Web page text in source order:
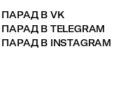
ПАРАД В VK
ПАРАД В TELEGRAM
ПАРАД В INSTAGRAM